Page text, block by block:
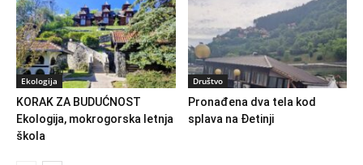
Ekologija
KORAK ZA BUDUĆNOST
Ekologija, mokrogorska letnja
škola
Društvo
Pronađena dva tela kod
splava na Đetinji